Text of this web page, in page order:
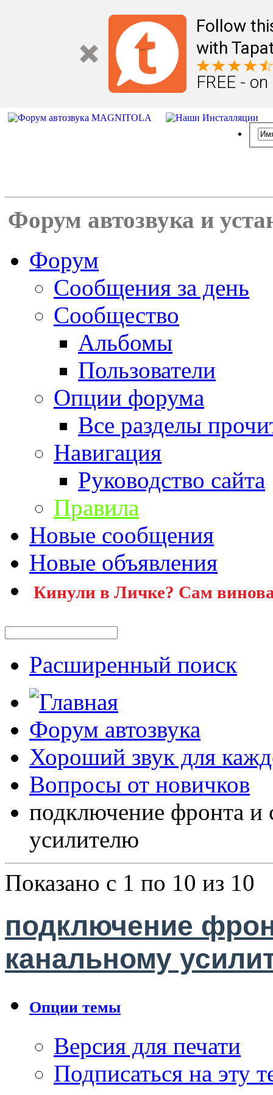
Follow
with
FREE -
Форум автозвука и
Форум
Сообщения за день
Сообщество
Альбомы
Пользователи
Опции форума
Все разделы
Навигация
Руководство сайта
Правила
Новые сообщения
Новые объявления
Кинули в Личке? Сам
Расширенный поиск
Форум автозвука
Хороший звук для
Вопросы от новичков
подключение фронта и
усилителю
Показано с 1 по 10 из 10
подключение
канальному
Опции темы
Версия для печати
Подписаться на эту